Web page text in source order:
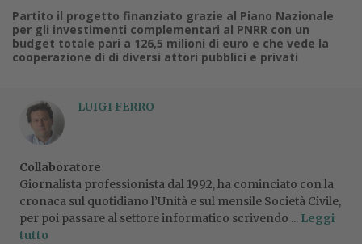
Partito il progetto finanziato grazie al Piano Nazionale
per gli investimenti complementari al PNRR con un
budget totale pari a 126,5 milioni di euro e che vede la
cooperazione di di diversi attori pubblici e privati
LUIGI FERRO
Collaboratore
Giornalista professionista dal 1992, ha cominciato con la
cronaca sul quotidiano l’Unità e sul mensile Società Civile,
per poi passare al settore informatico scrivendo ... Leggi
tutto